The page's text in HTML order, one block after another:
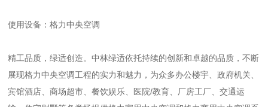
使用设备：格力中央空调
精工品质，绿适创造。中林绿适依托持续的创新和卓越的品质，不断
展现格力中央空调工程的实力和魅力，为众多办公楼宇、政府机关、
宾馆酒店、商场超市、餐饮娱乐、医院/教育、厂房工厂、交通运